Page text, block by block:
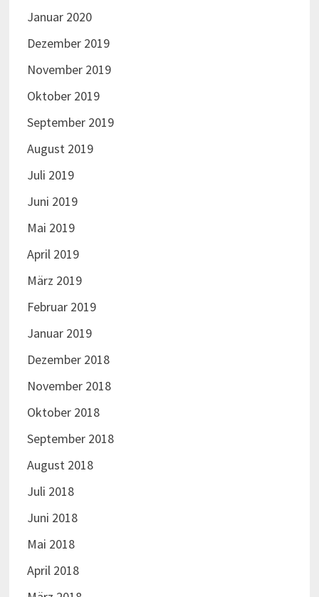
Januar 2020
Dezember 2019
November 2019
Oktober 2019
September 2019
August 2019
Juli 2019
Juni 2019
Mai 2019
April 2019
März 2019
Februar 2019
Januar 2019
Dezember 2018
November 2018
Oktober 2018
September 2018
August 2018
Juli 2018
Juni 2018
Mai 2018
April 2018